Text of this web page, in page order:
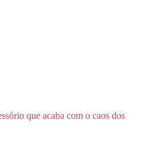
que acaba com o caos dos